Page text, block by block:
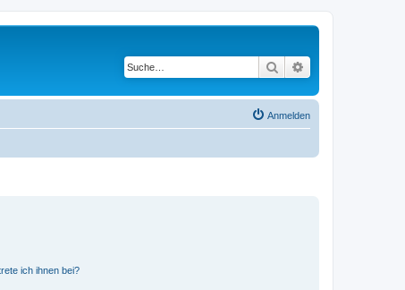
Suche
Anmelden
ich ihnen bei?